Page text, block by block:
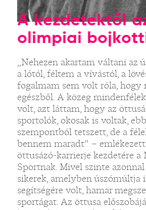
A kezdetektől
olimpiai
„Nehezen akartam váltani az
a lótól, féltem a vívástól, a
fogalmam sem volt róla, hogy
egészből. A közeg
volt, azt láttam, hogy az
sportolók, okosak is voltak,
szempontból tetszett, de a
bennem maradt” –
öttusázó-karrierje kezdetére a
Sportnak. Mivel szinte
sikerek, amelyben úszómúltja
segítségére volt, hamar
sportágat. Az öttusa